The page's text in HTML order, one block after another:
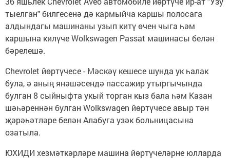
тыелган" билгесенә дә кармыйча каршы полосага
алдындагы машинаны узып китү өчен чыга һәм
каршына килүче Wolkswagen Passat машинасы белән
бәрелешә.
Chevrolet йөртүчесе - Мәскәү кешесе шунда ук һалак
була, ә аның янәшәсендә пассажир утыргычында
булган 8 сыйныфта укый торган кыз бала һәм Казан
шәһәреннән булган Wolkswagen йөртүчесе авыр тән
җәрәһәтләре белән Алабуга узәк больницасына
озатыла.
ЮХИДИ хезмәткәрләре машина йөртүчеләрне юлларда